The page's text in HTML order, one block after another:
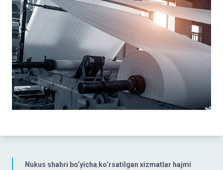
Nukus shahri bo‘yicha ko‘rsatilgan xizmatlar hajmi